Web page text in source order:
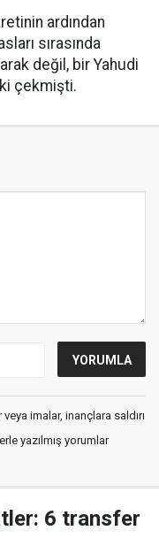
ardından
sırasında
değil, bir Yahudi
çekmişti.
imalar, inançlara saldırı
yazılmış yorumlar
6 transfer